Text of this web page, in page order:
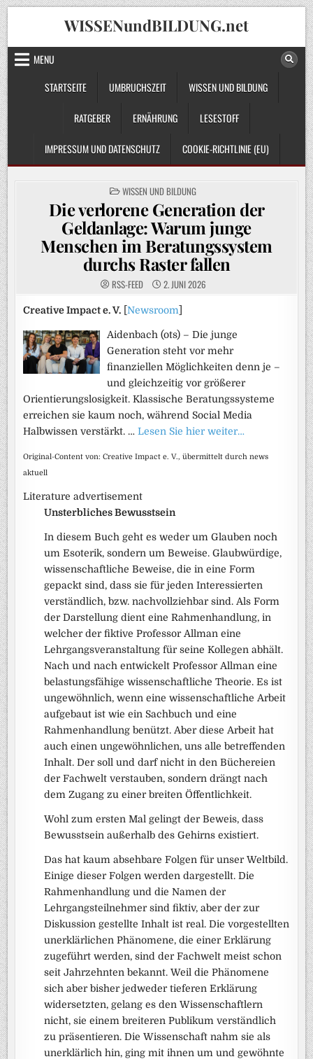
Skip
to
content
WISSENundBILDUNG.net
MENU
STARTSEITE
UMBRUCHSZEIT WISSEN UND BILDUNG
RATGEBER ERNÄHRUNG LESESTOFF
IMPRESSUM UND DATENSCHUTZ COOKIE-RICHTLINIE (EU)
POSTED
IN
WISSEN UND BILDUNG
Die verlorene Generation der
Geldanlage: Warum junge
Menschen im Beratungssystem
durchs Raster fallen
RSS-FEED 2. JUNI 2026
Creative Impact e. V. [Newsroom
Aidenbach (ots) – Die junge
Generation steht vor mehr
finanziellen Möglichkeiten denn je –
und gleichzeitig vor größerer
Orientierungslosigkeit. Klassische Beratungssysteme
erreichen sie kaum noch, während Social Media
Halbwissen verstärkt. …Lesen Sie hier weiter…
Original-Content von: Creative Impact e. V., übermittelt durch news
aktuell
Literature advertisement
Unsterbliches Bewusstsein
In diesem Buch geht es weder um Glauben noch
um Esoterik, sondern um Beweise. Glaubwürdige,
wissenschaftliche Beweise, die in eine Form
gepackt sind, dass sie für jeden Interessierten
verständlich, bzw. nachvollziehbar sind. Als Form
der Darstellung dient eine Rahmenhandlung, in
welcher der fiktive Professor Allman eine
Lehrgangsveranstaltung für seine Kollegen abhält.
Nach und nach entwickelt Professor Allman eine
belastungsfähige wissenschaftliche Theorie. Es ist
ungewöhnlich, wenn eine wissenschaftliche Arbeit
aufgebaut ist wie ein Sachbuch und eine
Rahmenhandlung benützt. Aber diese Arbeit hat
auch einen ungewöhnlichen, uns alle betreffenden
Inhalt. Der soll und darf nicht in den Büchereien
der Fachwelt verstauben, sondern drängt nach
dem Zugang zu einer breiten Öffentlichkeit.
Wohl zum ersten Mal gelingt der Beweis, dass
Bewusstsein außerhalb des Gehirns existiert.
Das hat kaum absehbare Folgen für unser Weltbild.
Einige dieser Folgen werden dargestellt. Die
Rahmenhandlung und die Namen der
Lehrgangsteilnehmer sind fiktiv, aber der zur
Diskussion gestellte Inhalt ist real. Die vorgestellten
unerklärlichen Phänomene, die einer Erklärung
zugeführt werden, sind der Fachwelt meist schon
seit Jahrzehnten bekannt. Weil die Phänomene
sich aber bisher jedweder tieferen Erklärung
widersetzten, gelang es den Wissenschaftlern
nicht, sie einem breiteren Publikum verständlich
zu präsentieren. Die Wissenschaft nahm sie als
unerklärlich hin, ging mit ihnen um und gewöhnte